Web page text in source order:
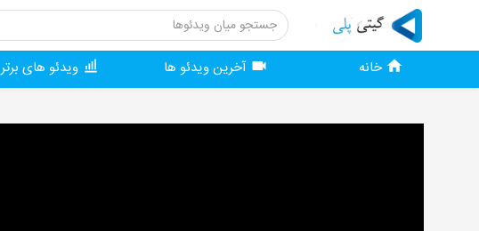
خانه آخرین ویدئو ها ویدئو های برتر